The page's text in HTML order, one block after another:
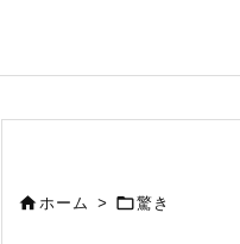
ホーム > 驚き